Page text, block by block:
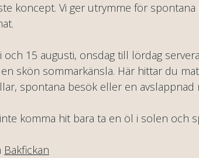
koncept. Vi ger utrymme för
och 15 augusti, onsdag till lördag
skön sommarkänsla. Här hittar du
spontana besök eller en avslappnad
komma hit bara ta en öl i solen och
Bakfickan